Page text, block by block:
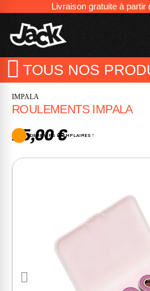
Livraison gratuite à partir
TOUS NOS
IMPALA
ROULEMENTS IMPALA
25,00 €
DERNIERS EXEMPLAIRES !